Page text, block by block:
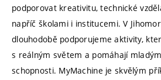
podporovat kreativitu, technické
napříč školami i institucemi. V
dlouhodobě podporujeme aktivity,
s reálným světem a pomáhají
schopnosti. MyMachine je skvělým